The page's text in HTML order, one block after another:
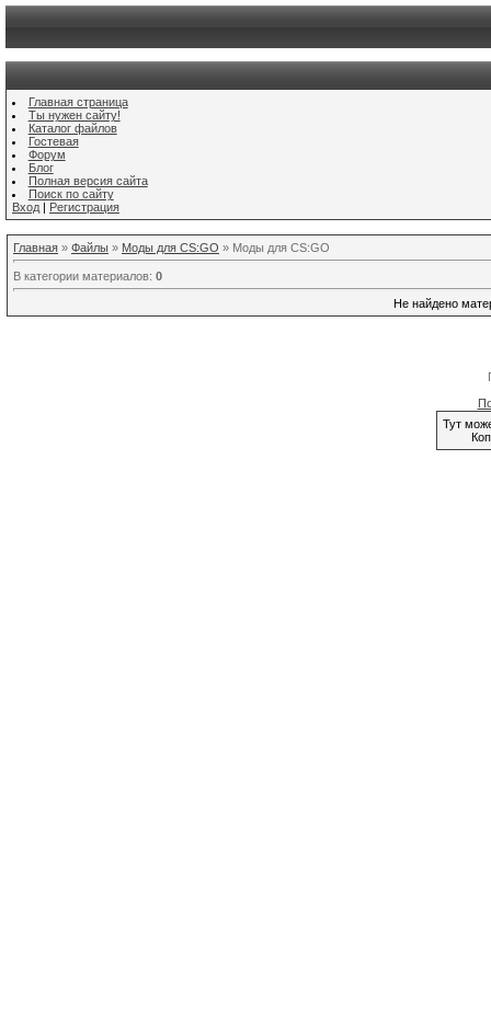
Главная страница
Ты нужен сайту!
Каталог файлов
Гостевая
Форум
Блог
Полная версия сайта
Поиск по сайту
Вход | Регистрация
Главная » Файлы » Моды для CS:GO » Моды для CS:GO
В категории материалов: 0
Не найдено
Тут